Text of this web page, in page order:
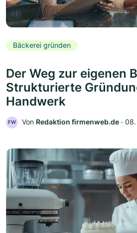
Bäckerei gründen
Der Weg zur eigenen
Strukturierte
Handwerk
FW Von Redaktion firmenweb.de ‧ 08.